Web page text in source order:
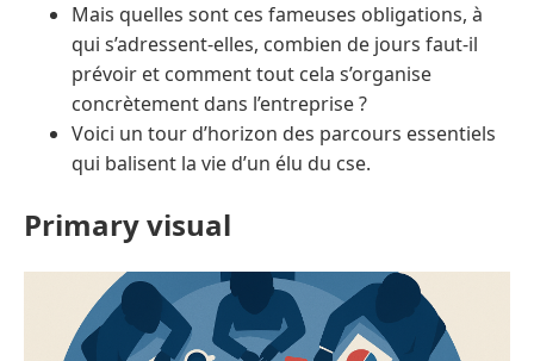
Mais quelles sont ces fameuses obligations, à
qui s’adressent-elles, combien de jours faut-il
prévoir et comment tout cela s’organise
concrètement dans l’entreprise ?
Voici un tour d’horizon des parcours essentiels
qui balisent la vie d’un élu du cse.
Primary visual